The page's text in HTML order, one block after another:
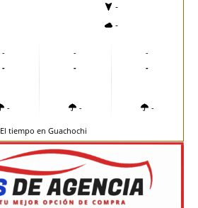
-
-
-
-
-
-
-
-
-
-
-
El tiempo en Guachochi